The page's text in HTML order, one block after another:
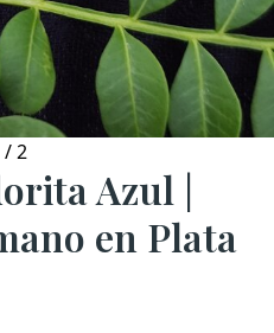
/2
Azul |
en Plata